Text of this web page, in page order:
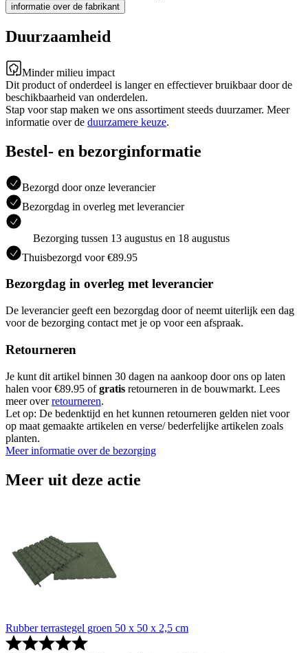
informatie over de fabrikant
Duurzaamheid
Minder milieu impact
Dit product of onderdeel is langer en effectiever bruikbaar door de
beschikbaarheid van onderdelen.
Stap voor stap maken we ons assortiment steeds duurzamer. Meer
informatie over de duurzamere keuze.
Bestel- en bezorginformatie
Bezorgd door onze leverancier
Bezorgdag in overleg met leverancier
Bezorging tussen 13 augustus en 18 augustus
Thuisbezorgd voor €89.95
Bezorgdag in overleg met leverancier
De leverancier geeft een bezorgdag door of neemt uiterlijk een dag
voor de bezorging contact met je op voor een afspraak.
Retourneren
Je kunt dit artikel binnen 30 dagen na aankoop door ons op laten
halen voor €89.95 ofgratis retourneren in de bouwmarkt. Lees
meer overretourneren.
Let op: De bedenktijd en het kunnen retourneren gelden niet voor
op maat gemaakte artikelen en verse/ bederfelijke artikelen zoals
planten.
Meer informatie over de bezorging
Meer uit deze actie
Rubber terrastegel groen 50 x 50 x 2,5 cm